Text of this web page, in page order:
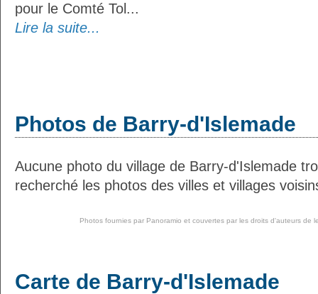
pour le Comté Tol...
Lire la suite...
Photos de Barry-d'Islemade
Aucune photo du village de Barry-d'Islemade
recherché les photos des villes et villages
Photos fournies par Panoramio et couvertes par les droits d'auteurs de
Carte de Barry-d'Islemade